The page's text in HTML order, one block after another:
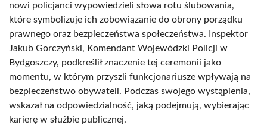
nowi policjanci wypowiedzieli słowa rotu ślubowania,
które symbolizuje ich zobowiązanie do obrony porządku
prawnego oraz bezpieczeństwa społeczeństwa. Inspektor
Jakub Gorczyński, Komendant Wojewódzki Policji w
Bydgoszczy, podkreślił znaczenie tej ceremonii jako
momentu, w którym przyszli funkcjonariusze wpływają na
bezpieczeństwo obywateli. Podczas swojego wystąpienia,
wskazał na odpowiedzialność, jaką podejmują, wybierając
karierę w służbie publicznej.